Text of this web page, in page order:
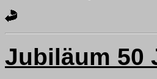
Jubiläum 50